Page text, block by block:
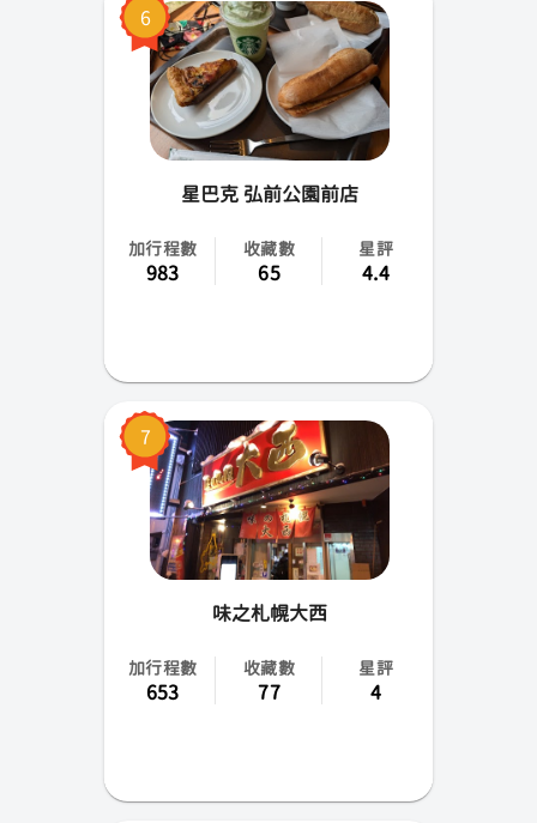
6
星巴克 弘前公園前店
加行程數
983
收藏數
65
星評
4.4
7
味之札幌大西
加行程數
653
收藏數
77
星評
4